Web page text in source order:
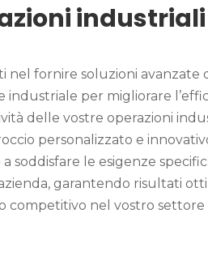
industriali
nel fornire soluzioni avanzate
industriale per migliorare
delle vostre operazioni
personalizzato e
soddisfare le esigenze
garantendo risultati
competitivo nel vostro settore